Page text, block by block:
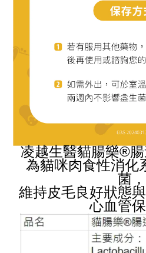
凌越生醫貓腸樂®
為貓咪肉食性消化
菌，
維持皮毛良好狀態
心血管保